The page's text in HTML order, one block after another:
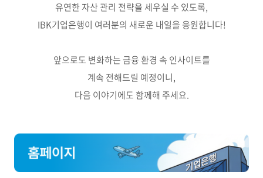
유연한 자산 관리 전략을 세우실 수 있도록,
IBK기업은행이 여러분의 새로운 내일을 응원합니다!
앞으로도 변화하는 금융 환경 속 인사이트를
계속 전해드릴 예정이니,
다음 이야기에도 함께해 주세요.